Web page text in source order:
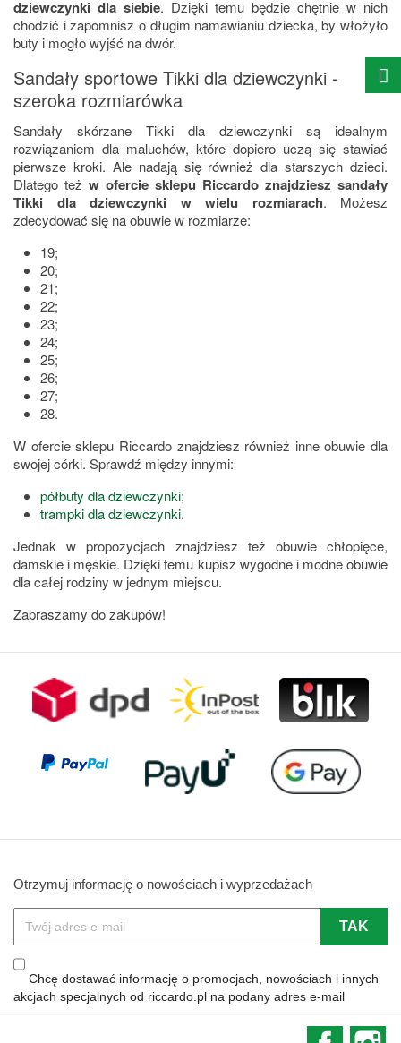
dziewczynki dla siebie. Dzięki temu będzie chętnie w nich
chodzić i zapomnisz o długim namawianiu dziecka, by włożyło
buty i mogło wyjść na dwór.
Sandały sportowe Tikki dla dziewczynki -
szeroka rozmiarówka
Sandały skórzane Tikki dla dziewczynki są idealnym
rozwiązaniem dla maluchów, które dopiero uczą się stawiać
pierwsze kroki. Ale nadają się również dla starszych dzieci.
Dlatego też w ofercie sklepu Riccardo znajdziesz sandały
Tikki dla dziewczynki w wielu rozmiarach. Możesz
zdecydować się na obuwie w rozmiarze:
19;
20;
21;
22;
23;
24;
25;
26;
27;
28.
W ofercie sklepu Riccardo znajdziesz również inne obuwie dla
swojej córki. Sprawdź między innymi:
półbuty dla dziewczynki;
trampki dla dziewczynki.
Jednak w propozycjach znajdziesz też obuwie chłopięce,
damskie i męskie. Dzięki temu kupisz wygodne i modne obuwie
dla całej rodziny w jednym miejscu.
Zapraszamy do zakupów!
Otrzymuj informację o nowościach i wyprzedażach
Chcę dostawać informację o promocjach, nowościach i innych
akcjach specjalnych od riccardo.pl na podany adres e-mail